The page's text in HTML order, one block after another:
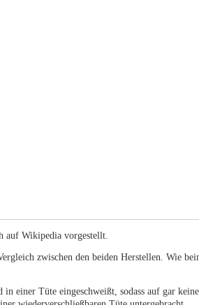
auf Wikipedia vorgestellt.
zwischen den beiden Herstellen. Wie
einer Tüte eingeschweißt, sodass auf gar